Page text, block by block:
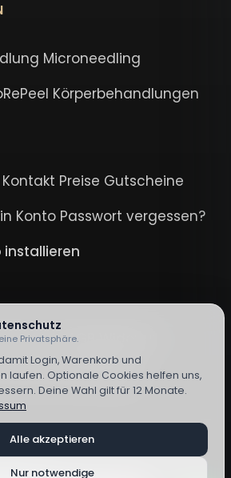
Microneedling
Körperbehandlungen
Kontakt Preise Gutscheine
Konto Passwort vergessen?
installieren
AGB
Einstellungen
of Beauty ·
ändern
Privatsphäre.
Login, Warenkorb und
laufen. Optionale Cookies helfen uns,
Deine Wahl gilt für 12 Monate.
Alle akzeptieren
Nur notwendige